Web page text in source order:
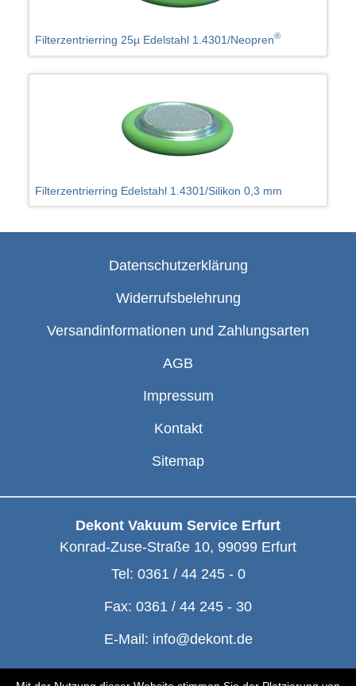
Filterzentrierring 25µ Edelstahl 1.4301/Neopren®
Filterzentrierring Edelstahl 1.4301/Silikon 0,3 mm
Datenschutzerklärung
Widerrufsbelehrung
Versandinformationen und Zahlungsarten
AGB
Impressum
Kontakt
Sitemap
Dekont Vakuum Service Erfurt
Konrad-Zuse-Straße 10, 99099 Erfurt
Tel: 0361 / 44 245 - 0
Fax: 0361 / 44 245 - 30
E-Mail: info@dekont.de